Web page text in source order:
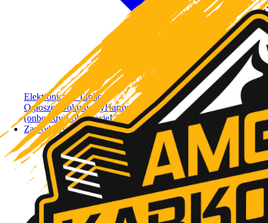
Elektroniczna Tablica
Ogłoszeń DokumentyHarmonogramOdcinki Specjalne
(onboardy)LokalizacjeLista Startowa
Zawodnicy RS